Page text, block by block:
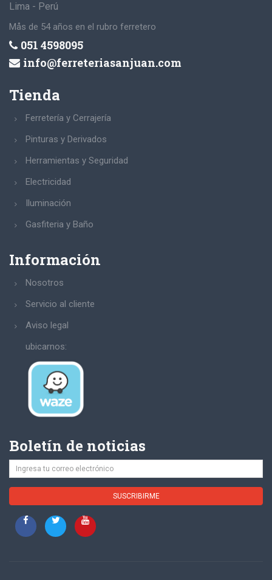
Lima - Perú
Mås de 54 años en el rubro ferretero
051 4598095
info@ferreteriasanjuan.com
Tienda
Ferretería y Cerrajería
Pinturas y Derivados
Herramientas y Seguridad
Electricidad
Iluminación
Gasfiteria y Baño
Información
Nosotros
Servicio al cliente
Aviso legal
ubicarnos:
Boletín de noticias